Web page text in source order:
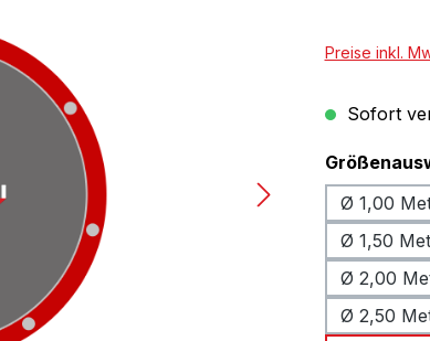
Preise inkl.
Sofort
Ø 1,00
Ø 1,50
Ø 2,00
Ø 2,50